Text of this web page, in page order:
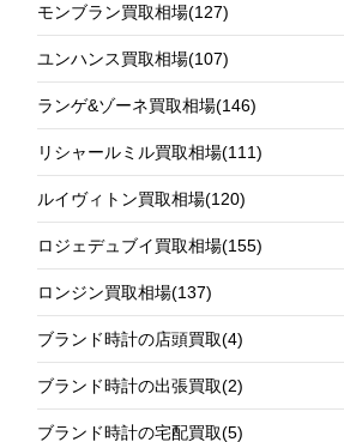
モンブラン買取相場(127)
ユンハンス買取相場(107)
ランゲ&ゾーネ買取相場(146)
リシャールミル買取相場(111)
ルイヴィトン買取相場(120)
ロジェデュブイ買取相場(155)
ロンジン買取相場(137)
ブランド時計の店頭買取(4)
ブランド時計の出張買取(2)
ブランド時計の宅配買取(5)